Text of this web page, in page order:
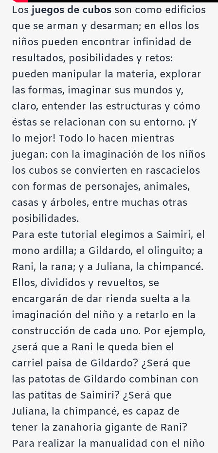
Los juegos de cubos son como edificios
que se arman y desarman; en ellos los
niños pueden encontrar infinidad de
resultados, posibilidades y retos:
pueden manipular la materia, explorar
las formas, imaginar sus mundos y,
claro, entender las estructuras y cómo
éstas se relacionan con su entorno. ¡Y
lo mejor! Todo lo hacen mientras
juegan: con la imaginación de los niños
los cubos se convierten en rascacielos
con formas de personajes, animales,
casas y árboles, entre muchas otras
posibilidades.
Para este tutorial elegimos a Saimiri, el
mono ardilla; a Gildardo, el olinguito; a
Rani, la rana; y a Juliana, la chimpancé.
Ellos, divididos y revueltos, se
encargarán de dar rienda suelta a la
imaginación del niño y a retarlo en la
construcción de cada uno. Por ejemplo,
¿será que a Rani le queda bien el
carriel paisa de Gildardo? ¿Será que
las patotas de Gildardo combinan con
las patitas de Saimiri? ¿Será que
Juliana, la chimpancé, es capaz de
tener la zanahoria gigante de Rani?
Para realizar la manualidad con el niño